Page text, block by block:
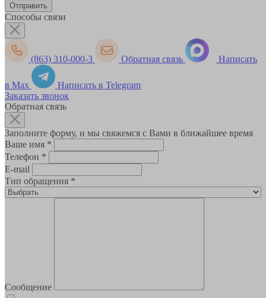
Способы связи
(863) 310-000-3 Обратная связь Написать
в Max
Написать в Telegram
Заказать звонок
Обратная связь
Заполните форму, и мы свяжемся с Вами в ближайшее время
Ваше имя *
Телефон *
E-mail
Тип обращения *
Сообщение